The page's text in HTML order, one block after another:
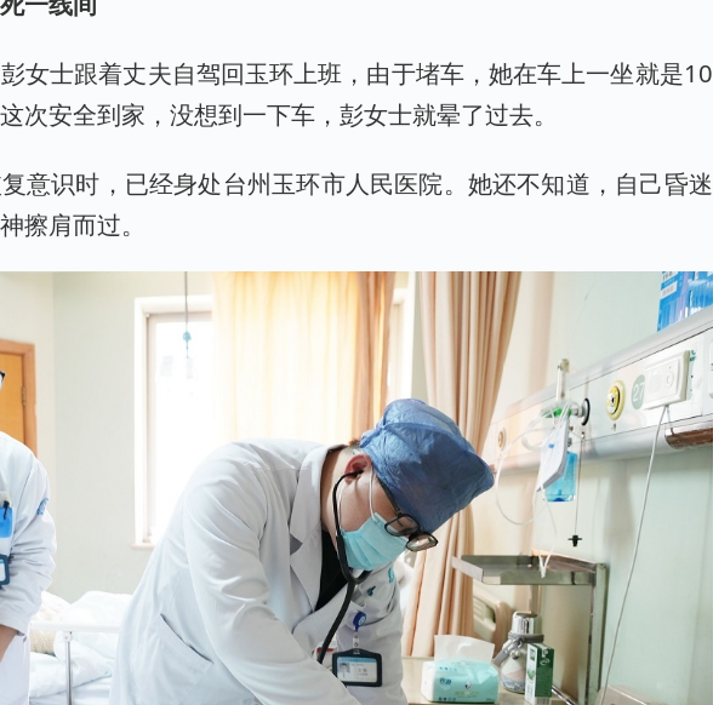
女士跟着丈夫自驾回玉环上班，由于堵车，她在车上一坐就是10
次安全到家，没想到一下车，彭女士就晕了过去。
意识时，已经身处台州玉环市人民医院。她还不知道，自己昏迷
擦肩而过。